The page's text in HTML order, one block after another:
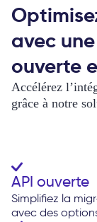
avec
ouverte
Accélérez
grâce à notre
API ouverte
Simplifiez la
avec des